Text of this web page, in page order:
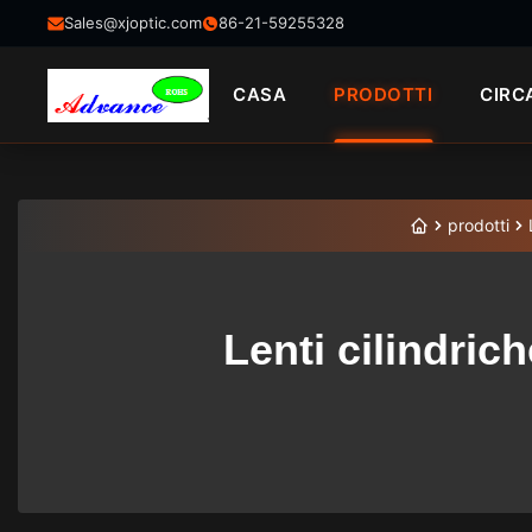
Sales@xjoptic.com 86-21-59255328
CASA PRODOTTI
prodotti
Lenti